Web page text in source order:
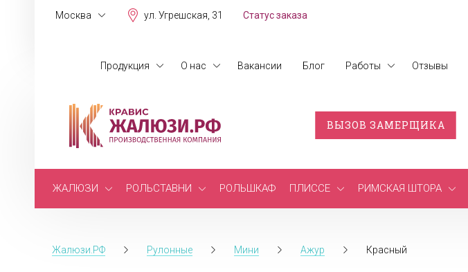
Москва ул. Угрешская, 31 Статус заказа
Продукция О нас Вакансии Блог Работы Отзывы
ВЫЗОВ ЗАМЕРЩИКА
ЖАЛЮЗИ РОЛЬСТАВНИ РОЛЬШКАФ ПЛИССЕ РИМСКАЯ ШТОРА
Жалюзи.РФ Рулонные Мини Ажур Красный